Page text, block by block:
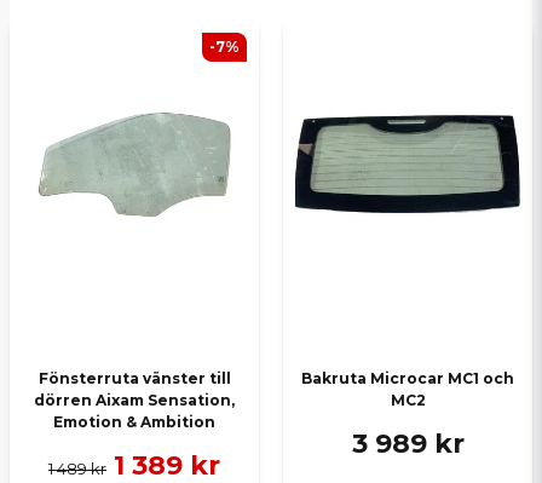
Fönsterruta vänster till
dörren Aixam Sensation,
Emotion & Ambition
1 489 kr 1 389 kr
-7%
Bakruta Microcar MC1 och
MC2
3 989 kr
Ja, ni kan publicera min fråga